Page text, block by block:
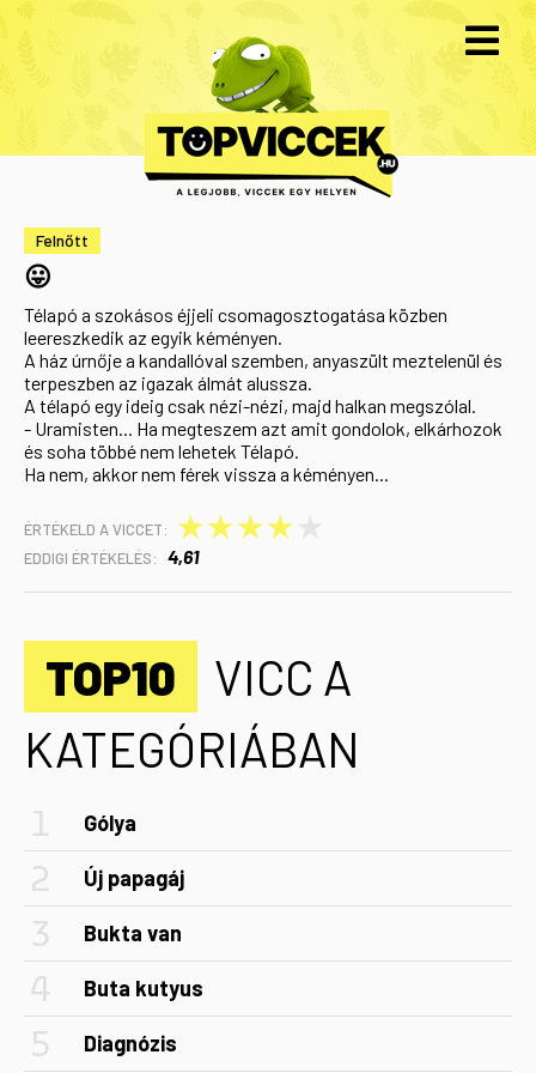
Felnőtt
😛
Télapó a szokásos éjjeli csomagosztogatása közben
leereszkedik az egyik kéményen.
A ház úrnője a kandallóval szemben, anyaszült meztelenül és
terpeszben az igazak álmát alussza.
A télapó egy ideig csak nézi-nézi, majd halkan megszólal.
- Uramisten... Ha megteszem azt amit gondolok, elkárhozok
és soha többé nem lehetek Télapó.
Ha nem, akkor nem férek vissza a kéményen...
ÉRTÉKELD A VICCET: ★
★
★
★
EDDIGI ÉRTÉKELÉS: 4,61
TOP10
VICC A
KATEGÓRIÁBAN
Gólya
Új papagáj
Bukta van
Buta kutyus
Diagnózis